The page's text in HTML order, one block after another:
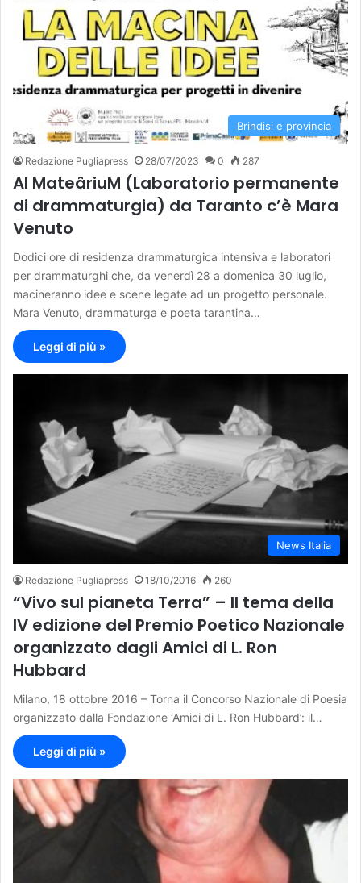
Brindisi e provincia
Redazione Pugliapress 28/07/2023 0 287
Al MateâriuM (Laboratorio permanente
di drammaturgia) da Taranto c’è Mara
Venuto
Dodici ore di residenza drammaturgica intensiva e laboratori
per drammaturghi che, da venerdì 28 a domenica 30 luglio,
macineranno idee e scene legate ad un progetto personale.
Mara Venuto, drammaturga e poeta tarantina…
Leggi di più »
News Italia
Redazione Pugliapress 18/10/2016 260
“Vivo sul pianeta Terra” – Il tema della
IV edizione del Premio Poetico Nazionale
organizzato dagli Amici di L. Ron
Hubbard
Milano, 18 ottobre 2016 – Torna il Concorso Nazionale di Poesia
organizzato dalla Fondazione ‘Amici di L. Ron Hubbard’: il…
Leggi di più »